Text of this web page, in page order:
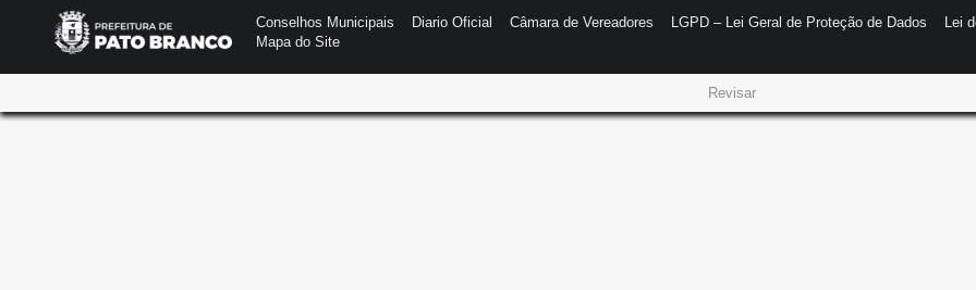
Conselhos Municipais Diario Oficial Câmara de Vereadores LGPD – Lei Geral de Proteção de Dados Lei
Mapa do Site
Revisar